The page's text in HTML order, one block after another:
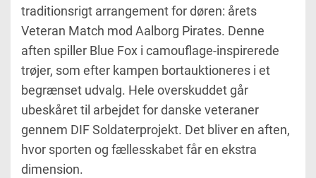
traditionsrigt arrangement for døren: årets
Veteran Match mod Aalborg Pirates. Denne
aften spiller Blue Fox i camouflage-inspirerede
trøjer, som efter kampen bortauktioneres i et
begrænset udvalg. Hele overskuddet går
ubeskåret til arbejdet for danske veteraner
gennem DIF Soldaterprojekt. Det bliver en aften,
hvor sporten og fællesskabet får en ekstra
dimension.